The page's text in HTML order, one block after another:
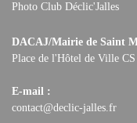
Photo Club Déclic'Jalles
DACAJ/Mairie de Saint
Place de l'Hôtel de Ville
E-mail :
contact@declic-jalles.fr